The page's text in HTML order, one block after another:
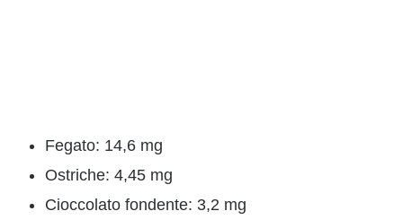
Fegato: 14,6 mg
Ostriche: 4,45 mg
Cioccolato fondente: 3,2 mg